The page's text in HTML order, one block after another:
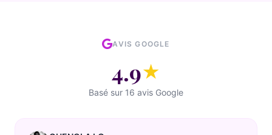
AVIS GOOGLE
4.9★
Basé sur 16 avis Google